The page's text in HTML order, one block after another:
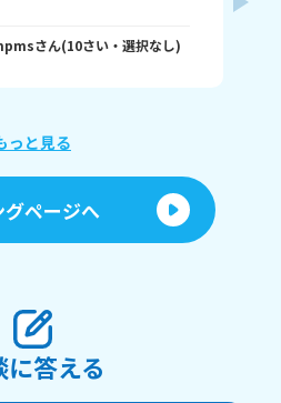
さん(10さい・ 選択なし)
っと見る
グページへ
に答える